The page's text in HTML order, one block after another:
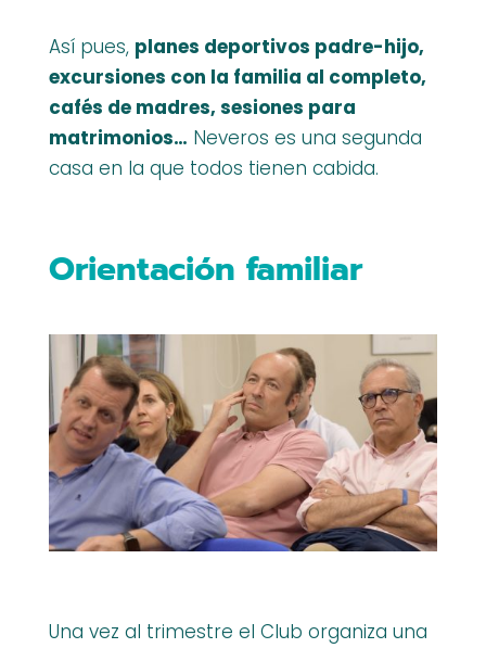
Así pues, planes deportivos padre-hijo,
excursiones con la familia al completo,
cafés de madres, sesiones para
matrimonios… Neveros es una segunda
casa en la que todos tienen cabida.
Orientación familiar
Una vez al trimestre el Club organiza una